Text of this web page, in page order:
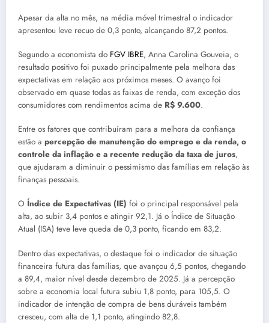
Apesar da alta no mês, na média móvel trimestral o indicador
apresentou leve recuo de 0,3 ponto, alcançando 87,2 pontos.
Segundo a economista do FGV IBRE, Anna Carolina Gouveia, o
resultado positivo foi puxado principalmente pela melhora das
expectativas em relação aos próximos meses. O avanço foi
observado em quase todas as faixas de renda, com exceção dos
consumidores com rendimentos acima de R$ 9.600.
Entre os fatores que contribuíram para a melhora da confiança
estão a percepção de manutenção do emprego e da renda, o
controle da inflação e a recente redução da taxa de juros,
que ajudaram a diminuir o pessimismo das famílias em relação às
finanças pessoais.
O Índice de Expectativas (IE) foi o principal responsável pela
alta, ao subir 3,4 pontos e atingir 92,1. Já o Índice de Situação
Atual (ISA) teve leve queda de 0,3 ponto, ficando em 83,2.
Dentro das expectativas, o destaque foi o indicador de situação
financeira futura das famílias, que avançou 6,5 pontos, chegando
a 89,4, maior nível desde dezembro de 2025. Já a percepção
sobre a economia local futura subiu 1,8 ponto, para 105,5. O
indicador de intenção de compra de bens duráveis também
cresceu, com alta de 1,1 ponto, atingindo 82,8.